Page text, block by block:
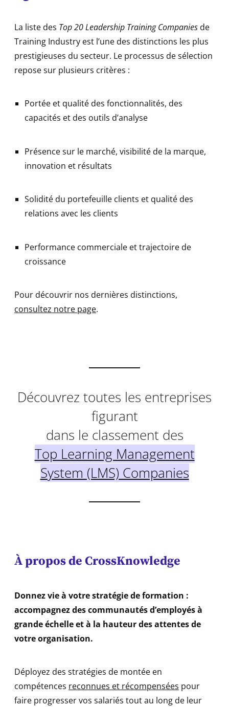
La liste des Top 20 Leadership Training Companies de
Training Industry est l’une des distinctions les plus
prestigieuses du secteur. Le processus de sélection
repose sur plusieurs critères :
Portée et qualité des fonctionnalités, des
capacités et des outils d’analyse
Présence sur le marché, visibilité de la marque,
innovation et résultats
Solidité du portefeuille clients et qualité des
relations avec les clients
Performance commerciale et trajectoire de
croissance
Pour découvrir nos dernières distinctions,
consultez notre page.
Découvrez toutes les entreprises
figurant
dans le classement des
Top Learning Management
System (LMS) Companies
Àpropos de CrossKnowledge
Donnez vie à votre stratégie de formation :
accompagnez des communautés d’employés à
grande échelle et à la hauteur des attentes de
votre organisation.
Déployez des stratégies de montée en
compétences reconnues et récompensées pour
faire progresser vos salariés tout au long de leur